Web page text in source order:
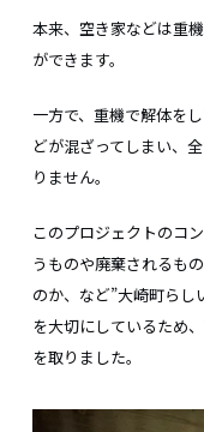
本来、空き家などは重
ができます。
一方で、重機で解体を
どが混ざってしまい、
りません。
このプロジェクトのコ
うものや廃棄されるも
のか、など”大崎町らし
を大切にしているため
を取りました。